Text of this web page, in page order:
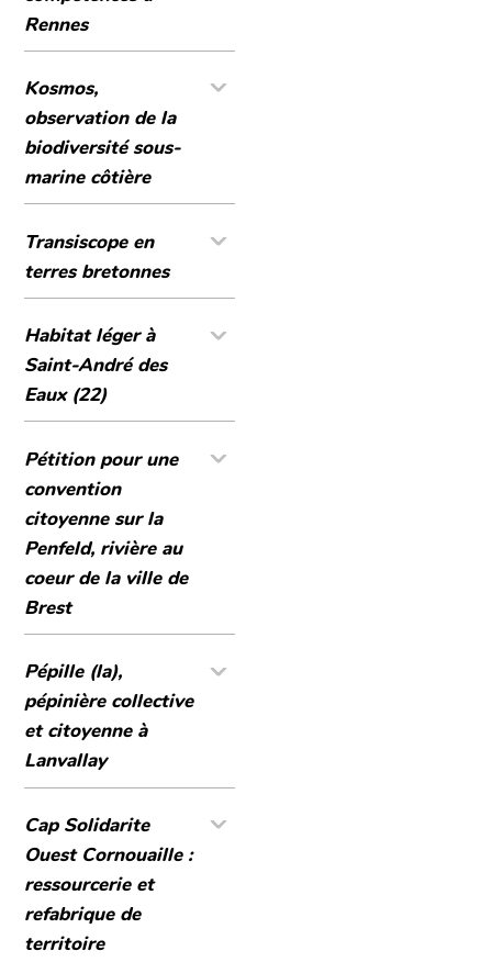
Rennes
Kosmos,
observation de la
biodiversité sous-
marine côtière
Transiscope en
terres bretonnes​
Habitat léger à
Saint-André des
Eaux (22)
Pétition pour une
convention
citoyenne sur la
Penfeld, rivière au
coeur de la ville de
Brest
Pépille (la),
pépinière collective
et citoyenne à
Lanvallay
Cap Solidarite
Ouest Cornouaille :
ressourcerie et
refabrique de
territoire